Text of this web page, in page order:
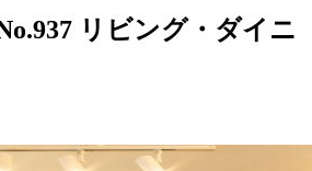
リビング・ダイニ